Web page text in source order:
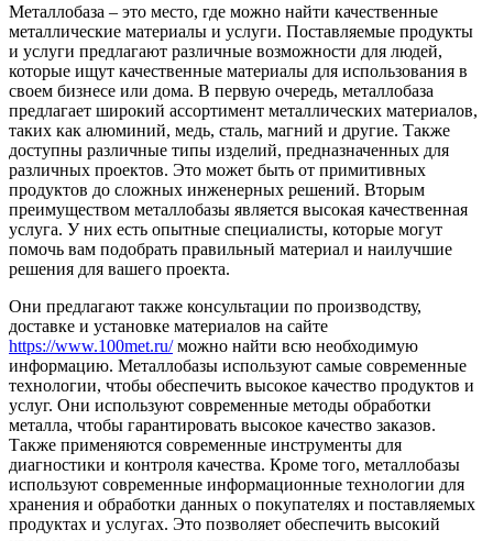
Металлобаза – это место, где можно найти качественные
металлические материалы и услуги. Поставляемые продукты
и услуги предлагают различные возможности для людей,
которые ищут качественные материалы для использования в
своем бизнесе или дома. В первую очередь, металлобаза
предлагает широкий ассортимент металлических материалов,
таких как алюминий, медь, сталь, магний и другие. Также
доступны различные типы изделий, предназначенных для
различных проектов. Это может быть от примитивных
продуктов до сложных инженерных решений. Вторым
преимуществом металлобазы является высокая качественная
услуга. У них есть опытные специалисты, которые могут
помочь вам подобрать правильный материал и наилучшие
решения для вашего проекта.
Они предлагают также консультации по производству,
доставке и установке материалов на сайте
https://www.100met.ru/можно найти всю необходимую
информацию. Металлобазы используют самые современные
технологии, чтобы обеспечить высокое качество продуктов и
услуг. Они используют современные методы обработки
металла, чтобы гарантировать высокое качество заказов.
Также применяются современные инструменты для
диагностики и контроля качества. Кроме того, металлобазы
используют современные информационные технологии для
хранения и обработки данных о покупателях и поставляемых
продуктах и услугах. Это позволяет обеспечить высокий